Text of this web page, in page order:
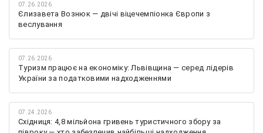
07.26.2026
Єлизавета Вознюк — двічі віцечемпіонка Європи з
веслування
07.26.2026
Туризм працює на економіку: Львівщина — серед лідерів
України за податковими надходженнями
07.24.2026
Східниця: 4,8 мільйона гривень туристичного збору за